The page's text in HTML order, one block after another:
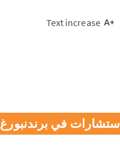
Text increase
في برندنبورغ